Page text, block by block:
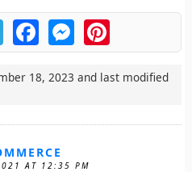
TelegramFacebookMessengerPinterest
18, 2023 and last modified
AT 12:35 PM